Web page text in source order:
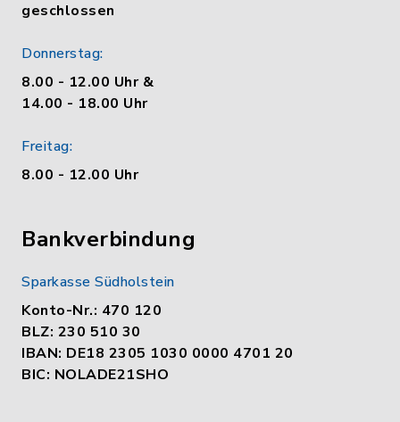
geschlossen
Donnerstag:
8.00 - 12.00 Uhr &
14.00 - 18.00 Uhr
Freitag:
8.00 - 12.00 Uhr
Bankverbindung
Sparkasse Südholstein
Konto-Nr.: 470 120
BLZ: 230 510 30
IBAN: DE18 2305 1030 0000 4701 20
BIC: NOLADE21SHO